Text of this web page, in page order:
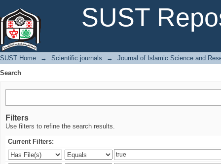
SUST
SUST Home → Scientific journals →
Journal of Islamic Science and
Search
Filters
Use filters to refine the search results.
Current Filters: